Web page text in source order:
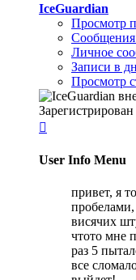
IceGuardian
Просмотр
Личное
Записи в
Просмотр
Зарегистрирован

User Info Menu
привет, я
пробелами,
висячих
чтото мне
раз 5
все